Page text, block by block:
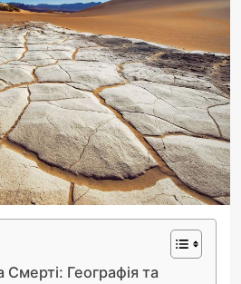
Географія та